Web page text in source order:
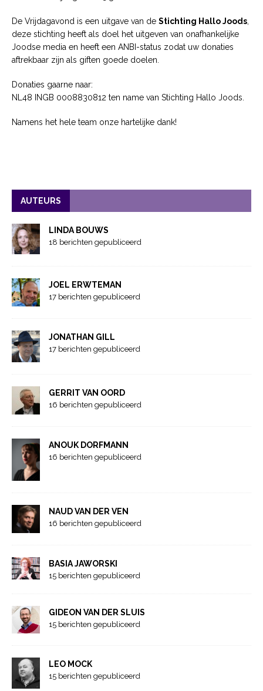
De Vrijdagavond is een uitgave van de Stichting Hallo Joods,
deze stichting heeft als doel het uitgeven van onafhankelijke
Joodse media en heeft een ANBI-status zodat uw donaties
aftrekbaar zijn als giften goede doelen.
Donaties gaarne naar:
NL48 INGB 0008830812 ten name van Stichting Hallo Joods.
Namens het hele team onze hartelijke dank!
AUTEURS
LINDA BOUWS
18 berichten gepubliceerd
JOEL ERWTEMAN
17 berichten gepubliceerd
JONATHAN GILL
17 berichten gepubliceerd
GERRIT VAN OORD
16 berichten gepubliceerd
ANOUK DORFMANN
16 berichten gepubliceerd
NAUD VAN DER VEN
16 berichten gepubliceerd
BASIA JAWORSKI
15 berichten gepubliceerd
GIDEON VAN DER SLUIS
15 berichten gepubliceerd
LEO MOCK
15 berichten gepubliceerd